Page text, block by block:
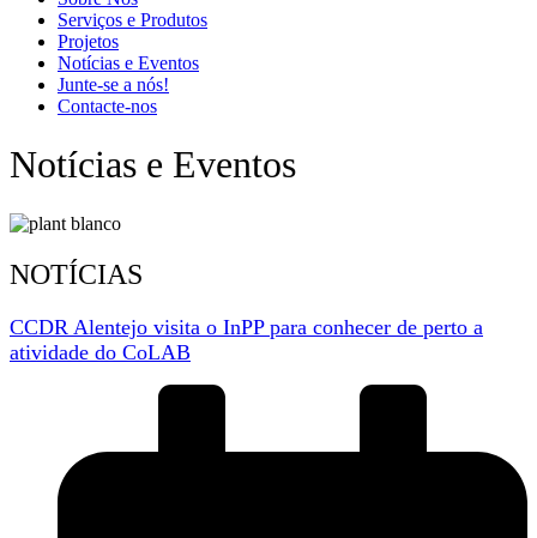
Serviços e Produtos
Projetos
Notícias e Eventos
Junte-se a nós!
Contacte-nos
Notícias e Eventos
NOTÍCIAS
CCDR Alentejo visita o InPP para conhecer de perto a
atividade do CoLAB